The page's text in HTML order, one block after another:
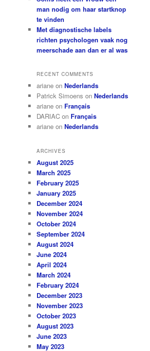
man nodig om haar startknop
te vinden
Met diagnostische labels
richten psychologen vaak nog
meerschade aan dan er al was
RECENT COMMENTS
ariane on Nederlands
Patrick Simoens on Nederlands
ariane on Français
DARIAC on Français
ariane on Nederlands
ARCHIVES
August 2025
March 2025
February 2025
January 2025
December 2024
November 2024
October 2024
September 2024
August 2024
June 2024
April 2024
March 2024
February 2024
December 2023
November 2023
October 2023
August 2023
June 2023
May 2023